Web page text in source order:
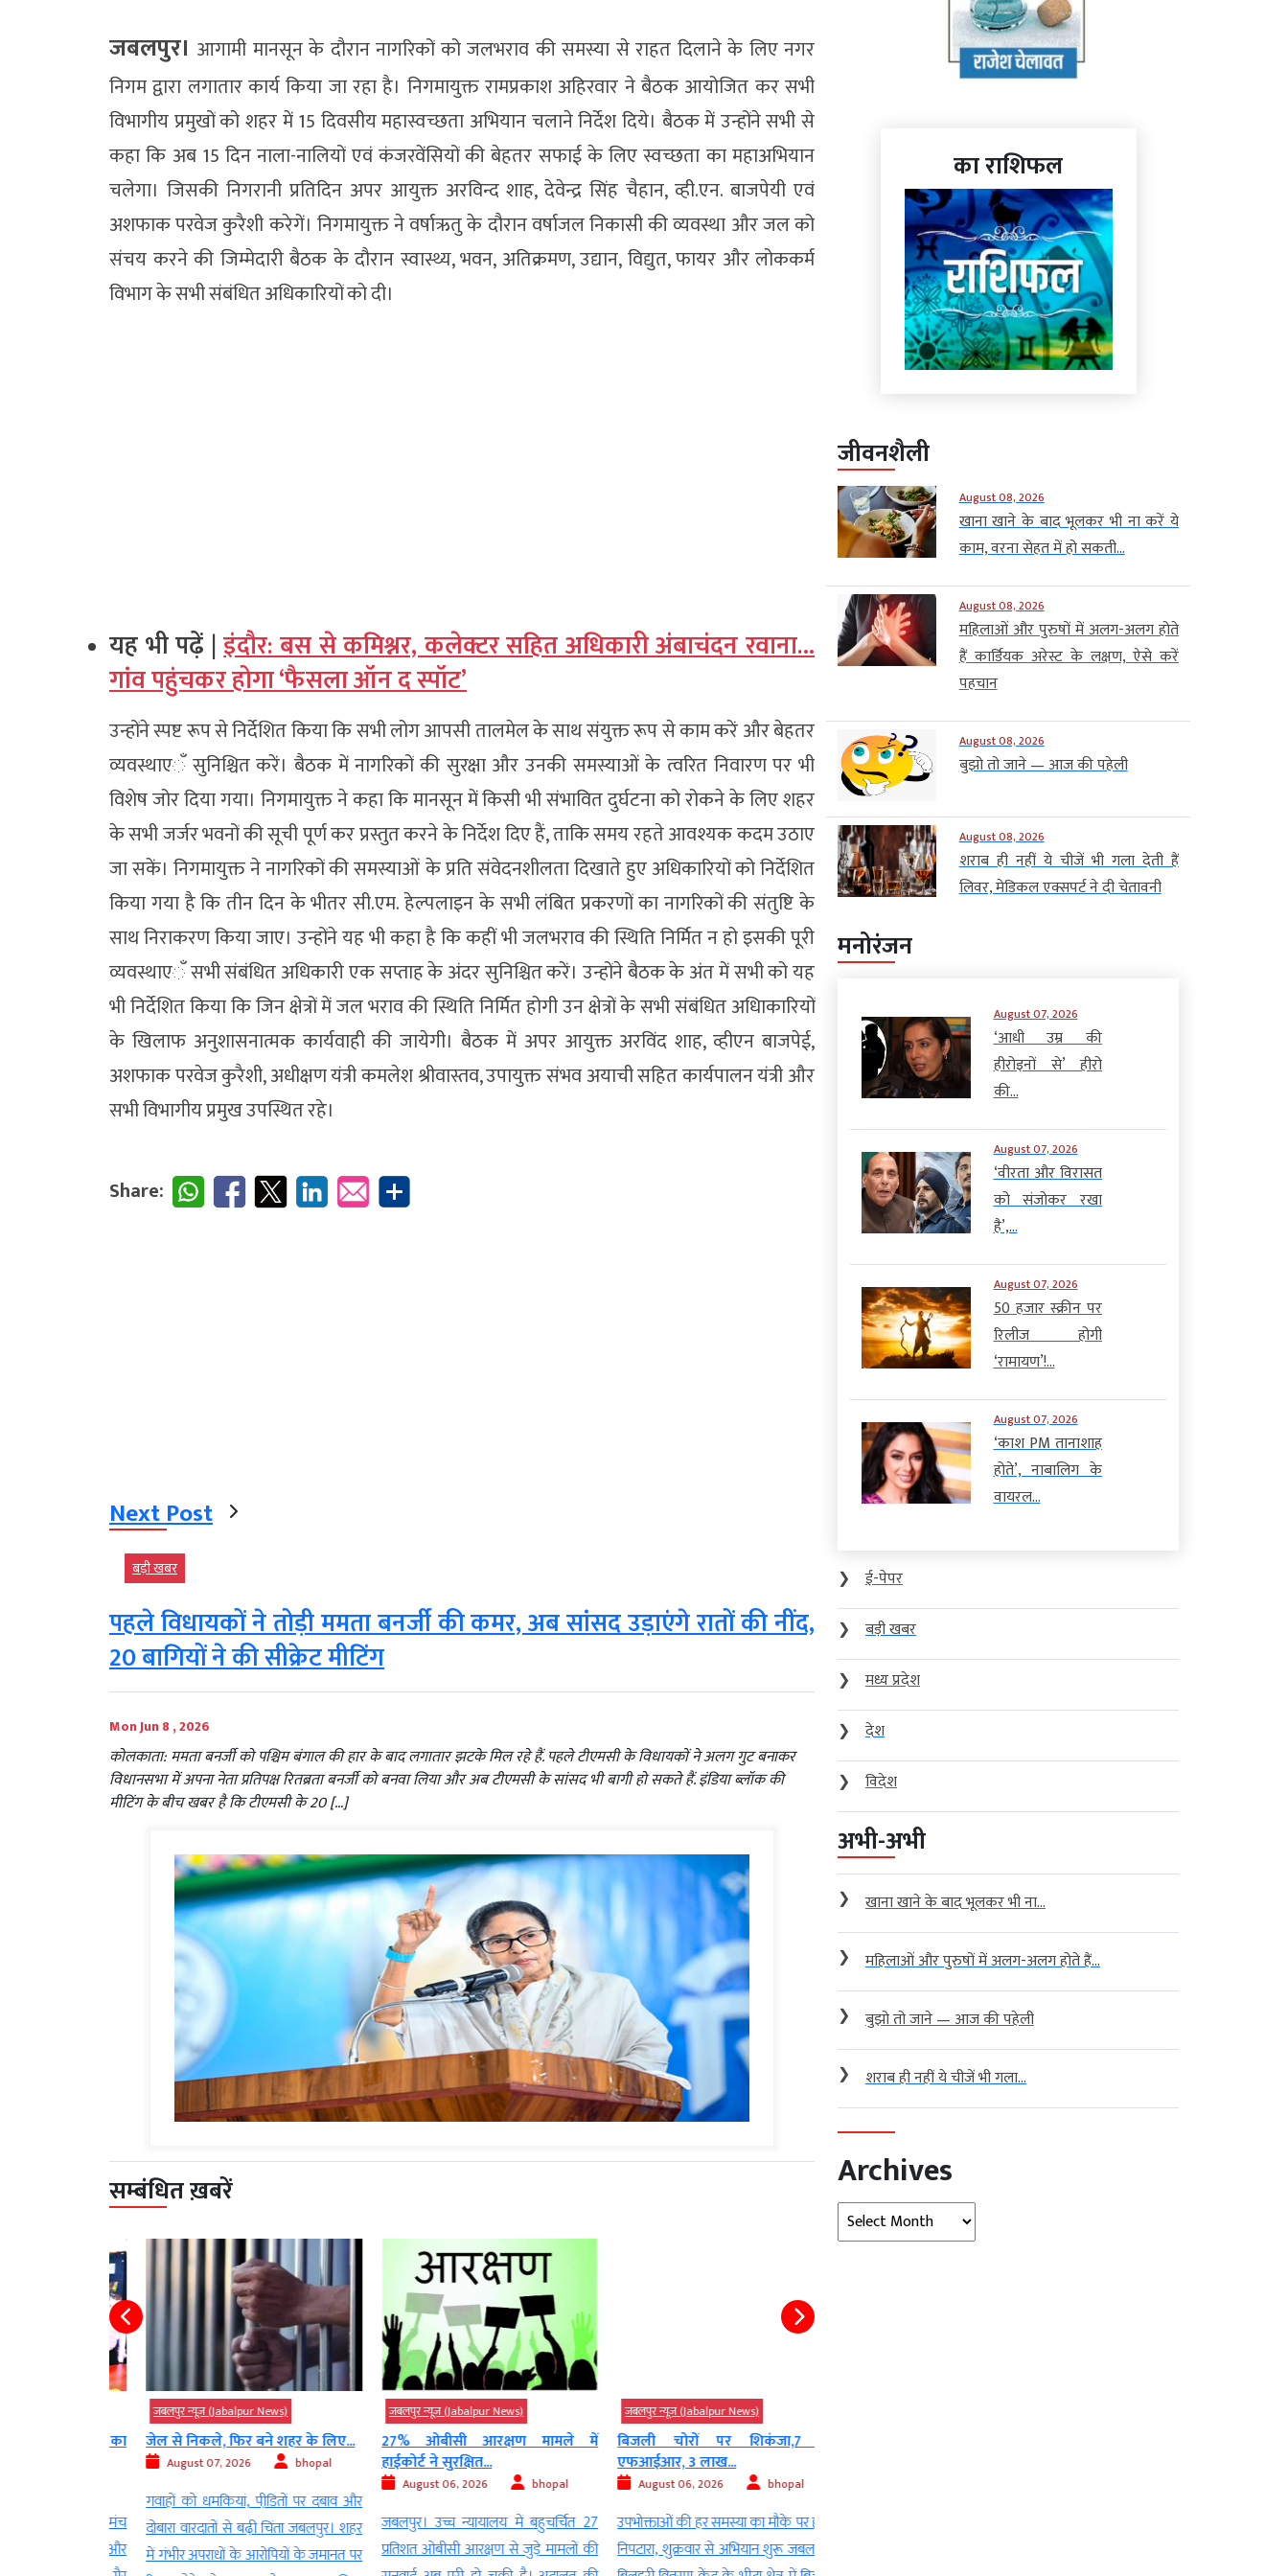
जबलपुर। आगामी मानसून के दौरान नागरिकों को जलभराव की समस्या से राहत दिलाने के लिए नगर
निगम द्वारा लगातार कार्य किया जा रहा है। निगमायुक्त रामप्रकाश अहिरवार ने बैठक आयोजित कर सभी
विभागीय प्रमुखों को शहर में 15 दिवसीय महास्वच्छता अभियान चलाने निर्देश दिये। बैठक में उन्होंने सभी से
कहा कि अब 15 दिन नाला-नालियों एवं कंजरवेंसियों की बेहतर सफाई के लिए स्वच्छता का महाअभियान
चलेगा। जिसकी निगरानी प्रतिदिन अपर आयुक्त अरविन्द शाह, देवेन्द्र सिंह चैहान, व्ही.एन. बाजपेयी एवं
अशफाक परवेज कुरैशी करेगें। निगमायुक्त ने वर्षाऋतु के दौरान वर्षाजल निकासी की व्यवस्था और जल को
संचय करने की जिम्मेदारी बैठक के दौरान स्वास्थ्य, भवन, अतिक्रमण, उद्यान, विद्युत, फायर और लोककर्म
विभाग के सभी संबंधित अधिकारियों को दी।
यह भी पढ़ें |इंदौर: बस से कमिश्नर, कलेक्टर सहित अधिकारी अंबाचंदन रवाना…
गांव पहुंचकर होगा ‘फैसला ऑन द स्पॉट’
उन्होंने स्पष्ट रूप से निर्देशित किया कि सभी लोग आपसी तालमेल के साथ संयुक्त रूप से काम करें और बेहतर
व्यवस्थाएॅं सुनिश्चित करें। बैठक में नागरिकों की सुरक्षा और उनकी समस्याओं के त्वरित निवारण पर भी
विशेष जोर दिया गया। निगमायुक्त ने कहा कि मानसून में किसी भी संभावित दुर्घटना को रोकने के लिए शहर
के सभी जर्जर भवनों की सूची पूर्ण कर प्रस्तुत करने के निर्देश दिए हैं, ताकि समय रहते आवश्यक कदम उठाए
जा सकें। निगमायुक्त ने नागरिकों की समस्याओं के प्रति संवेदनशीलता दिखाते हुए अधिकारियों को निर्देशित
किया गया है कि तीन दिन के भीतर सी.एम. हेल्पलाइन के सभी लंबित प्रकरणों का नागरिकों की संतुष्टि के
साथ निराकरण किया जाए। उन्होंने यह भी कहा है कि कहीं भी जलभराव की स्थिति निर्मित न हो इसकी पूरी
व्यवस्थाएॅं सभी संबंधित अधिकारी एक सप्ताह के अंदर सुनिश्चित करें। उन्होंने बैठक के अंत में सभी को यह
भी निर्देशित किया कि जिन क्षेत्रों में जल भराव की स्थिति निर्मित होगी उन क्षेत्रों के सभी संबंधित अधिाकारियों
के खिलाफ अनुशासनात्मक कार्यवाही की जायेगी। बैठक में अपर आयुक्त अरविंद शाह, व्हीएन बाजपेई,
अशफाक परवेज कुरैशी, अधीक्षण यंत्री कमलेश श्रीवास्तव, उपायुक्त संभव अयाची सहित कार्यपालन यंत्री और
सभी विभागीय प्रमुख उपस्थित रहे।
Share:
Next Post
बड़ी खबर
पहले विधायकों ने तोड़ी ममता बनर्जी की कमर, अब सांसद उड़ाएंगे रातों की नींद,
20 बागियों ने की सीक्रेट मीटिंग
Mon Jun 8 , 2026
कोलकाता: ममता बनर्जी को पश्चिम बंगाल की हार के बाद लगातार झटके मिल रहे हैं. पहले टीएमसी के विधायकों ने अलग गुट बनाकर
विधानसभा में अपना नेता प्रतिपक्ष रितब्रता बनर्जी को बनवा लिया और अब टीएमसी के सांसद भी बागी हो सकते हैं. इंडिया ब्लॉक की
मीटिंग के बीच खबर है कि टीएमसी के 20 […]
सम्बंधित ख़बरें
जबलपुर न्यूज़ (Jabalpur News)
जेल से निकले, फिर बने शहर के लिए...
August 07, 2026 bhopal
गवाहों को धमकियां, पीडि़तों पर दबाव और
दोबारा वारदातों से बढ़ी चिंता जबलपुर। शहर
में गंभीर अपराधों के आरोपियों के जमानत पर
जबलपुर न्यूज़ (Jabalpur News)
27% ओबीसी आरक्षण मामले में
हाईकोर्ट ने सुरक्षित...
August 06, 2026 bhopal
जबलपुर। उच्च न्यायालय में बहुचर्चित 27
प्रतिशत ओबीसी आरक्षण से जुड़े मामलों की
जबलपुर न्यूज़ (Jabalpur News)
बिजली चोरों पर शिकंजा,7 पर
एफआईआर, 3 लाख...
August 06, 2026 bhopal
उपभोक्ताओं की हर समस्या का मौके पर होगा
निपटारा, शुक्रवार से अभियान शुरू जबलपुर।
का राशिफल
जीवनशैली
August 08, 2026
खाना खाने के बाद भूलकर भी ना करें ये
काम, वरना सेहत में हो सकती...
August 08, 2026
महिलाओं और पुरुषों में अलग-अलग होते
हैं कार्डियक अरेस्ट के लक्षण, ऐसे करें
पहचान
August 08, 2026
बुझो तो जाने — आज की पहेली
August 08, 2026
शराब ही नहीं ये चीजें भी गला देती हैं
लिवर, मेडिकल एक्सपर्ट ने दी चेतावनी
मनोरंजन
August 07, 2026
‘आधी उम्र की
हीरोइनों से’ हीरो
की...
August 07, 2026
‘वीरता और विरासत
को संजोकर रखा
है’,...
August 07, 2026
50 हजार स्क्रीन पर
रिलीज होगी
‘रामायण’!...
August 07, 2026
‘काश PM तानाशाह
होते’, नाबालिग के
वायरल...
❯
ई-पेपर
❯
बड़ी खबर
❯
मध्य प्रदेश
❯
देश
❯
विदेश
अभी-अभी
❯ खाना खाने के बाद भूलकर भी ना...
❯ महिलाओं और पुरुषों में अलग-अलग होते हैं...
❯ बुझो तो जाने — आज की पहेली
❯ शराब ही नहीं ये चीजें भी गला...
Archives
Archives